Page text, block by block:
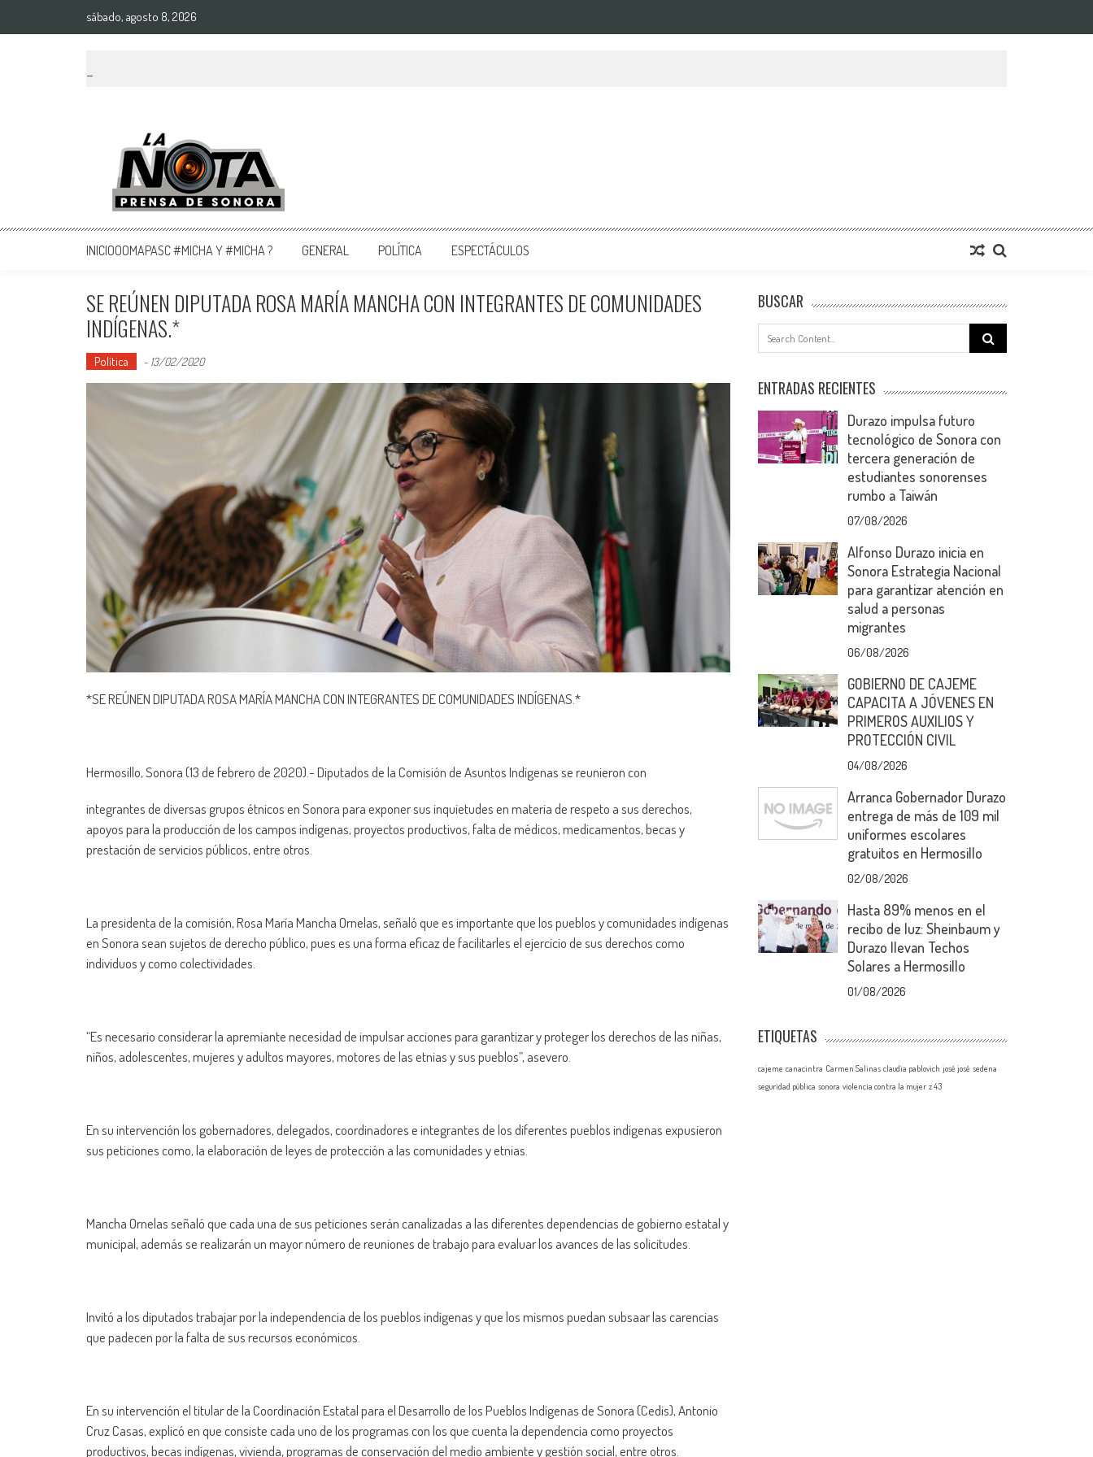
sábado, agosto 8, 2026
La Nota Prensa De Sonora
Noticias del día
INICIOOOMAPASC #MICHA Y #MICHA ? GENERAL POLÍTICA ESPECTÁCULOS
SE REÚNEN DIPUTADA ROSA MARÍA MANCHA CON INTEGRANTES DE COMUNIDADES
INDÍGENAS.*
Política - 13/02/2020
*SE REÚNEN DIPUTADA ROSA MARÍA MANCHA CON INTEGRANTES DE COMUNIDADES INDÍGENAS.*
Hermosillo, Sonora (13 de febrero de 2020).- Diputados de la Comisión de Asuntos Indígenas se reunieron con
integrantes de diversas grupos étnicos en Sonora para exponer sus inquietudes en materia de respeto a sus derechos,
apoyos para la producción de los campos indígenas, proyectos productivos, falta de médicos, medicamentos, becas y
prestación de servicios públicos, entre otros.
La presidenta de la comisión, Rosa María Mancha Ornelas, señaló que es importante que los pueblos y comunidades indígenas
en Sonora sean sujetos de derecho público, pues es una forma eficaz de facilitarles el ejercicio de sus derechos como
individuos y como colectividades.
“Es necesario considerar la apremiante necesidad de impulsar acciones para garantizar y proteger los derechos de las niñas,
niños, adolescentes, mujeres y adultos mayores, motores de las etnias y sus pueblos”, asevero.
En su intervención los gobernadores, delegados, coordinadores e integrantes de los diferentes pueblos indígenas expusieron
sus peticiones como, la elaboración de leyes de protección a las comunidades y etnias.
Mancha Ornelas señaló que cada una de sus peticiones serán canalizadas a las diferentes dependencias de gobierno estatal y
municipal, además se realizarán un mayor número de reuniones de trabajo para evaluar los avances de las solicitudes.
Invitó a los diputados trabajar por la independencia de los pueblos indígenas y que los mismos puedan subsaar las carencias
que padecen por la falta de sus recursos económicos.
En su intervención el titular de la Coordinación Estatal para el Desarrollo de los Pueblos Indígenas de Sonora (Cedis), Antonio
Cruz Casas, explicó en que consiste cada uno de los programas con los que cuenta la dependencia como proyectos
productivos, becas indígenas, vivienda, programas de conservación del medio ambiente y gestión social, entre otros.
BUSCAR
Search
for:
ENTRADAS RECIENTES
Durazo impulsa futuro
tecnológico de Sonora con
tercera generación de
estudiantes sonorenses
rumbo a Taiwán
07/08/2026
Alfonso Durazo inicia en
Sonora Estrategia Nacional
para garantizar atención en
salud a personas
migrantes
06/08/2026
GOBIERNO DE CAJEME
CAPACITA A JÓVENES EN
PRIMEROS AUXILIOS Y
PROTECCIÓN CIVIL
04/08/2026
Arranca Gobernador Durazo
entrega de más de 109 mil
uniformes escolares
gratuitos en Hermosillo
02/08/2026
Hasta 89% menos en el
recibo de luz: Sheinbaum y
Durazo llevan Techos
Solares a Hermosillo
01/08/2026
ETIQUETAS
cajeme canacintra Carmen Salinas claudia pablovich josé josé sedena
seguridad pública sonora violencia contra la mujer z 43